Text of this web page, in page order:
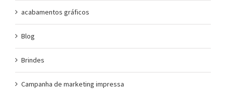
acabamentos gráficos
Blog
Brindes
Campanha de marketing impressa